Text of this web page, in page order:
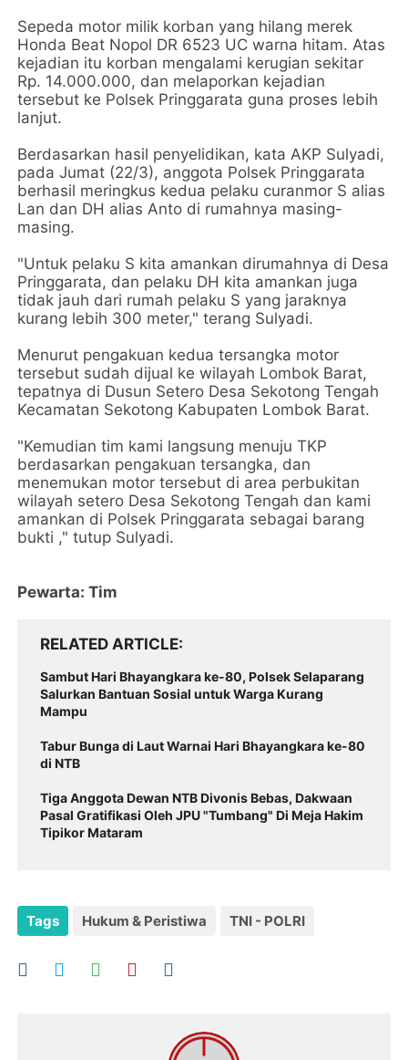
Sepeda motor milik korban yang hilang merek
Honda Beat Nopol DR 6523 UC warna hitam. Atas
kejadian itu korban mengalami kerugian sekitar
Rp. 14.000.000, dan melaporkan kejadian
tersebut ke Polsek Pringgarata guna proses lebih
lanjut.
Berdasarkan hasil penyelidikan, kata AKP Sulyadi,
pada Jumat (22/3), anggota Polsek Pringgarata
berhasil meringkus kedua pelaku curanmor S alias
Lan dan DH alias Anto di rumahnya masing-
masing.
"Untuk pelaku S kita amankan dirumahnya di Desa
Pringgarata, dan pelaku DH kita amankan juga
tidak jauh dari rumah pelaku S yang jaraknya
kurang lebih 300 meter," terang Sulyadi.
Menurut pengakuan kedua tersangka motor
tersebut sudah dijual ke wilayah Lombok Barat,
tepatnya di Dusun Setero Desa Sekotong Tengah
Kecamatan Sekotong Kabupaten Lombok Barat.
"Kemudian tim kami langsung menuju TKP
berdasarkan pengakuan tersangka, dan
menemukan motor tersebut di area perbukitan
wilayah setero Desa Sekotong Tengah dan kami
amankan di Polsek Pringgarata sebagai barang
bukti ," tutup Sulyadi.
Pewarta: Tim
RELATED ARTICLE
‎Sambut Hari Bhayangkara ke-80, Polsek Selaparang
Salurkan Bantuan Sosial untuk Warga Kurang
Mampu
‎Tabur Bunga di Laut Warnai Hari Bhayangkara ke-80
di NTB
Tiga Anggota Dewan NTB Divonis Bebas, Dakwaan
Pasal Gratifikasi Oleh JPU "Tumbang" Di Meja Hakim
Tipikor Mataram
Tags Hukum & Peristiwa TNI - POLRI